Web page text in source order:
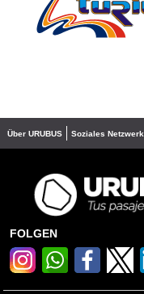
Über URUBUS Soziales Netzwerk
FOLGEN